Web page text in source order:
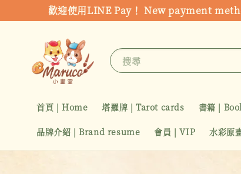
歡迎使用LINE Pay！ New payment
搜尋
首頁 | Home 塔羅牌 | Tarot cards 書籍 |
品牌介紹 | Brand resume 會員 | VIP 水彩